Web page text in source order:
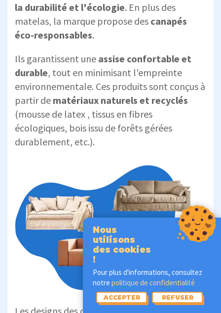
la durabilité et l'écologie. En plus des
matelas, la marque propose des canapés
éco-responsables.
Ils garantissent une assise confortable et
durable, tout en minimisant l'empreinte
environnementale. Ces produits sont conçus à
partir de matériaux naturels et recyclés
(mousse de latex , tissus en fibres
écologiques, bois issu de forêts gérées
durablement, etc.).
Nous
utilisons
des cookies
!
Pour plus d'informations, consultez
notre politique de confidentialité
ACCEPTER REFUSER